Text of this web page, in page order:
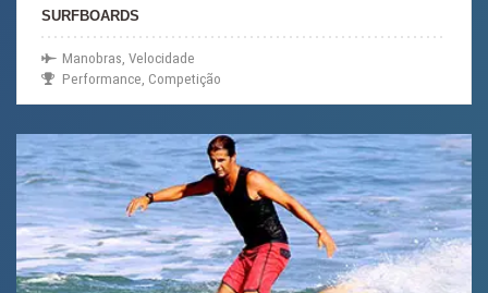
SURFBOARDS
Manobras, Velocidade
Performance, Competição